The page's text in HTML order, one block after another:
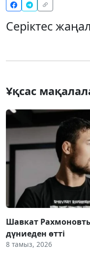
Серіктес
Ұқсас
Шавкат
дүниеден өтті
8 тамыз, 2026